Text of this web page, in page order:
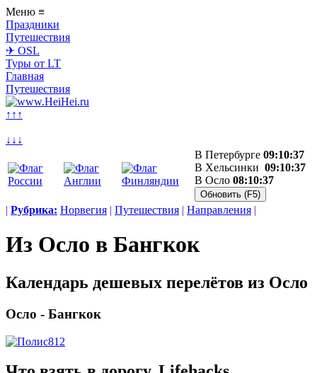
Меню ≡
Праздники
Путешествия
✈ OSL
Туры от LT
Главная
Путешествия
↑↑ ↑
↓↓ ↓
В Петербурге 09:10:37
В Хельсинки 09:10:37
В Осло 08:10:37
| Рубрика: Норвегия | Путешествия | Направления |
Из Осло в Бангкок
Календарь дешевых перелётов из Осло
Осло - Бангкок